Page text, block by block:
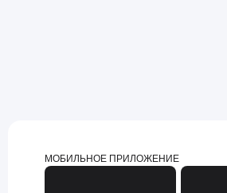
МОБИЛЬНОЕ ПРИЛОЖЕНИЕ